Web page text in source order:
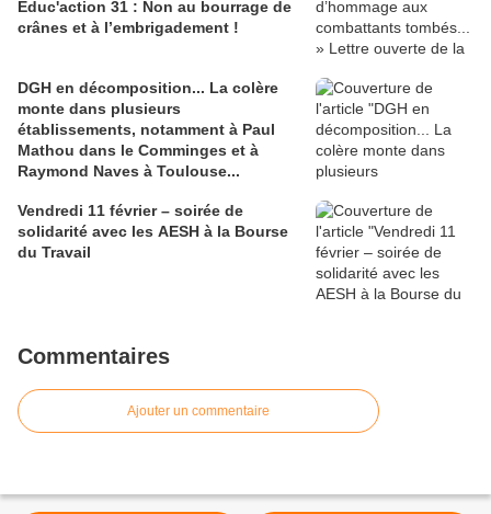
Éduc'action 31 : Non au bourrage de
crânes et à l’embrigadement !
DGH en décomposition... La colère
monte dans plusieurs
établissements, notamment à Paul
Mathou dans le Comminges et à
Raymond Naves à Toulouse...
Vendredi 11 février – soirée de
solidarité avec les AESH à la Bourse
du Travail
Commentaires
Ajouter un commentaire